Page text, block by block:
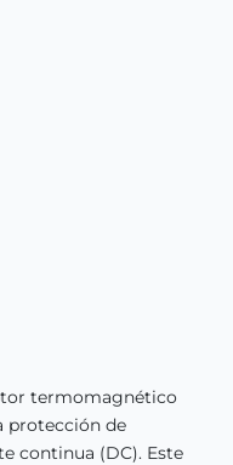
termomagnético
protección de
continua (DC). Este